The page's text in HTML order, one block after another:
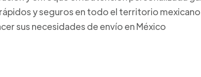
y seguros en todo el territorio
sus necesidades de envío en México